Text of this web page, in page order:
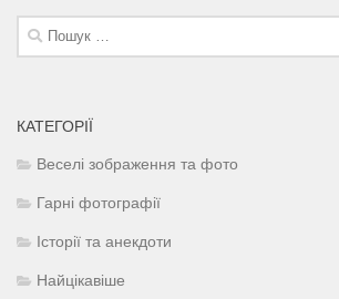
Пошук:
КАТЕГОРІЇ
Веселі зображення та фото
Гарні фотографії
Історії та анекдоти
Найцікавіше